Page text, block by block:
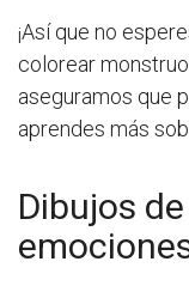
¡Así que no
colorear
aseguramos que
aprendes más
Dibujos